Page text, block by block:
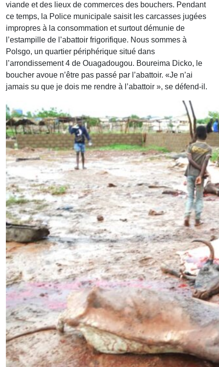
viande et des lieux de commerces des bouchers. Pendant
ce temps, la Police municipale saisit les carcasses jugées
impropres à la consommation et surtout démunie de
l’estampille de l’abattoir frigorifique. Nous sommes à
Polsgo, un quartier périphérique situé dans
l’arrondissement 4 de Ouagadougou. Boureima Dicko, le
boucher avoue n’être pas passé par l’abattoir. «Je n’ai
jamais su que je dois me rendre à l’abattoir », se défend-il.